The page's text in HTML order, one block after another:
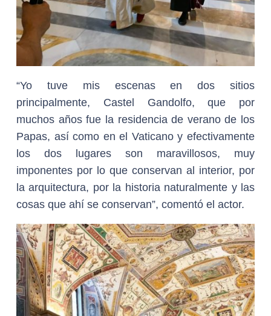
“Yo tuve mis escenas en dos sitios
principalmente, Castel Gandolfo, que por
muchos años fue la residencia de verano de los
Papas, así como en el Vaticano y efectivamente
los dos lugares son maravillosos, muy
imponentes por lo que conservan al interior, por
la arquitectura, por la historia naturalmente y las
cosas que ahí se conservan”, comentó el actor.